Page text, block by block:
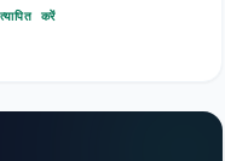
करें